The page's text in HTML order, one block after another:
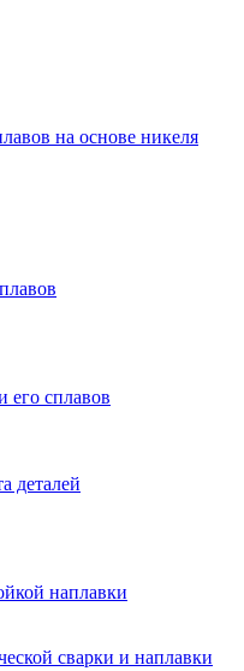
на основе никеля
его сплавов
деталей
наплавки
сварки и наплавки